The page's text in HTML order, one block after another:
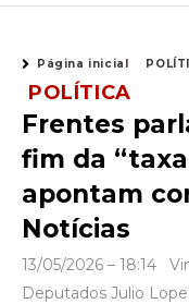
Página inicial
POLÍTICA
Frentes
fim da
apontam
Notícias
13/05/2026 – 18:14
Deputados Julio